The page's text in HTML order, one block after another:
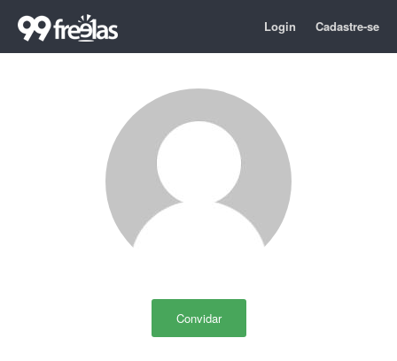
Login Cadastre-se
Convidar